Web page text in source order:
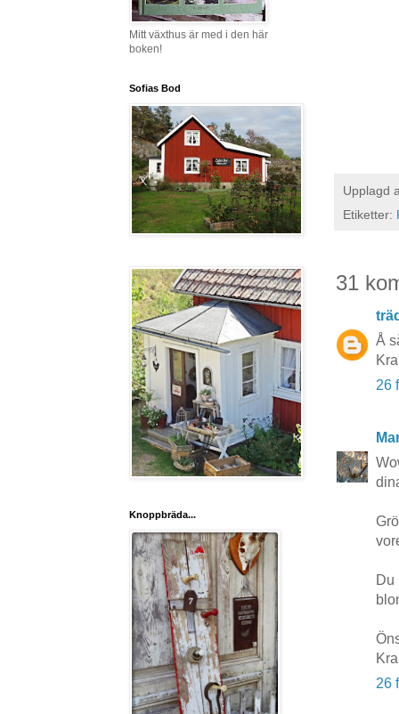
Upplagd
Etiketter:
31
Å
26
Du
26
Mitt växthus är med i den här
boken!
Sofias Bod
Knoppbräda...